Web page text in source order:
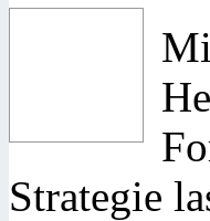
Strategie